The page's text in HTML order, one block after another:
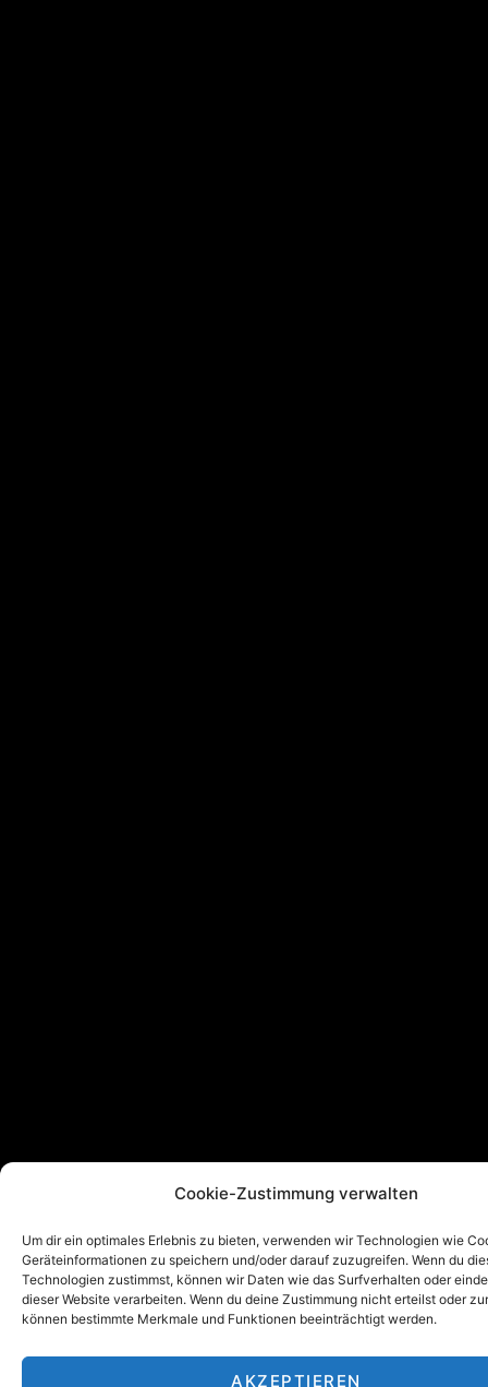
Cookie-Zustimmung verwalten
Um dir ein optimales Erlebnis zu bieten, verwenden wir Technologien wie
Geräteinformationen zu speichern und/oder darauf zuzugreifen. Wenn du
Technologien zustimmst, können wir Daten wie das Surfverhalten oder
dieser Website verarbeiten. Wenn du deine Zustimmung nicht erteilst oder
können bestimmte Merkmale und Funktionen beeinträchtigt werden.
AKZEPTIEREN